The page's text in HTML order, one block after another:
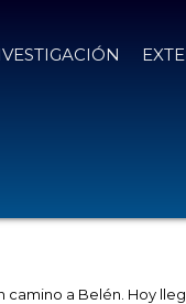
a Belén. Hoy